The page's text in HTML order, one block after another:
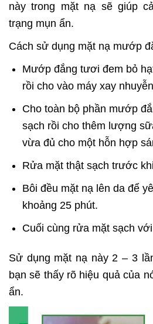
này trong mặt nạ sẽ giúp
trạng mụn ẩn.
Cách sử dụng mặt nạ mướp
Mướp đắng tươi đem bỏ
rồi cho vào máy xay
Cho toàn bộ phần mướp
sạch rồi cho thêm lượng
vừa đủ cho một hỗn hợp
Rửa mặt thật sạch trước
Bôi đều mặt nạ lên da để
khoảng 25 phút.
Cuối cùng rửa mặt sạch
Sử dụng mặt nạ này 2 – 3
bạn sẽ thấy rõ hiệu quả của
ẩn.